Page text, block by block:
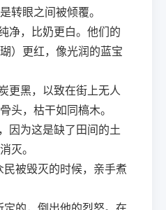
转眼之间被倾覆。
净，比奶更白。他们的
）更红，像光润的蓝宝
更黑，以致在街上无人
头，枯干如同槁木。
因为这是缺了田间的土
灭。
民被毁灭的时候，亲手煮